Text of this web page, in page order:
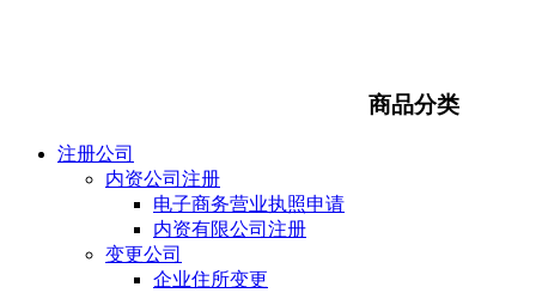
商品分类
注册公司
内资公司注册
电子商务营业执照申请
内资有限公司注册
变更公司
企业住所变更